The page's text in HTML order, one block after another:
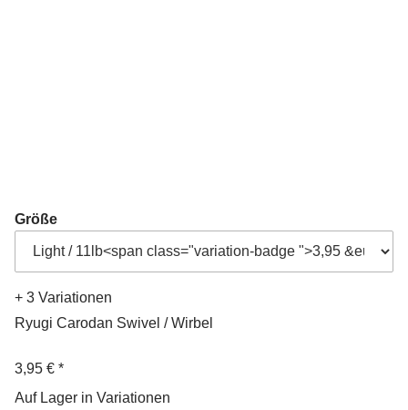
Größe
+ 3 Variationen
Ryugi Carodan Swivel / Wirbel
3,95 € *
Auf Lager in Variationen